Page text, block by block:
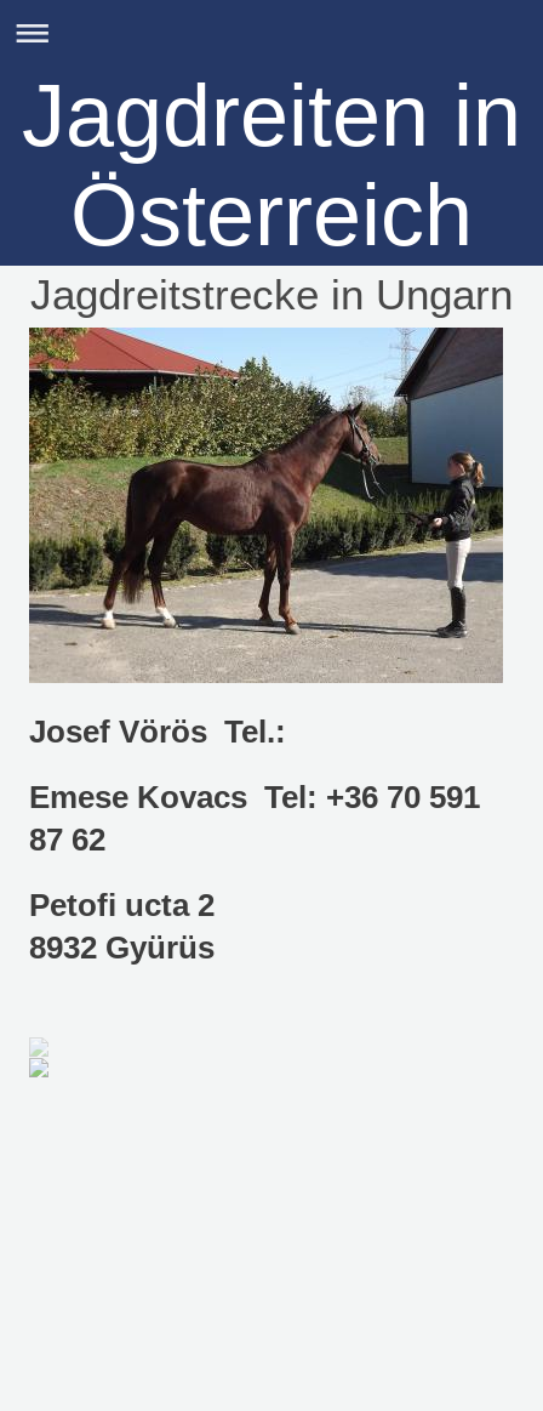
Jagdreiten in
Österreich
Jagdreitstrecke in Ungarn
Josef Vörös Tel.:
Emese Kovacs Tel: +36 70 591
87 62
Petofi ucta 2
8932 Gyürüs